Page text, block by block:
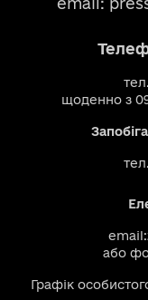
email:
щоденно з
email:
або
Графік